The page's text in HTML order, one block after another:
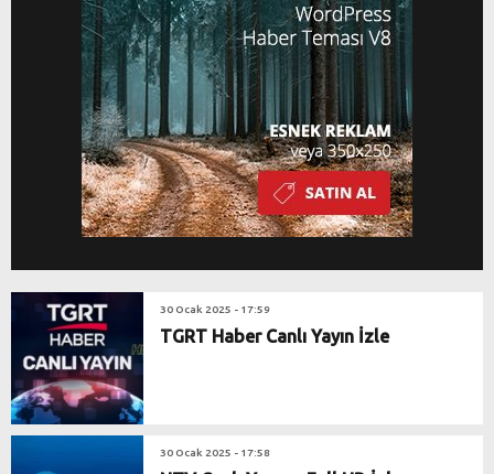
30 Ocak 2025 - 17:59
TGRT Haber Canlı Yayın İzle
30 Ocak 2025 - 17:58